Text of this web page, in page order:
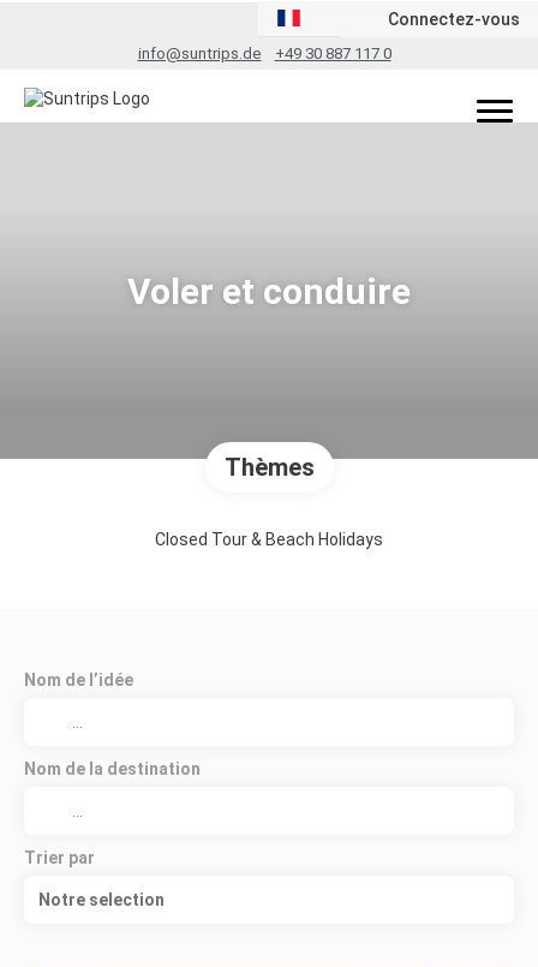
info@suntrips.de +49 30 887 117 0
Connectez-vous
Voler et conduire
Thèmes
Closed Tour & Beach Holidays
Nom de l’idée
Nom de la destination
Trier par
Notre selection